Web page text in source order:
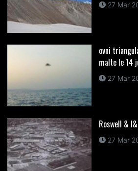
27 Mar
ovni
malte le 14
27 Mar
Roswell &
27 Mar